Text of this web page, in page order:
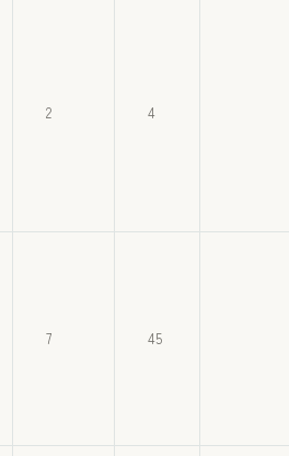
2 4
7 45